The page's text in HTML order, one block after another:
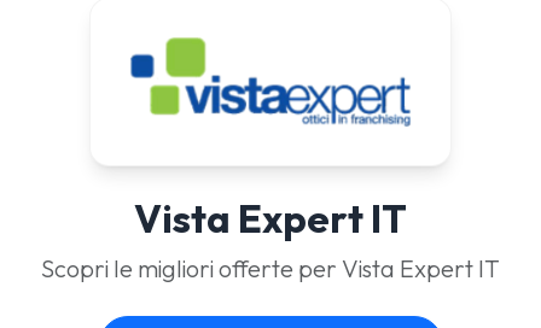
Vista Expert IT
Scopri le migliori offerte per Vista Expert IT